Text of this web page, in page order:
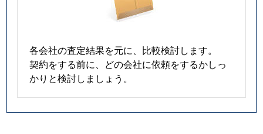
各会社の査定結果を元に、比較検討します。
契約をする前に、どの会社に依頼をするかしっ
かりと検討しましょう。